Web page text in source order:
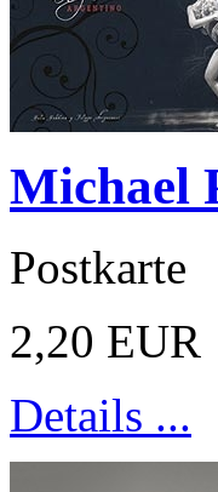
Michael
Postkarte
2,20 EUR
Details ...